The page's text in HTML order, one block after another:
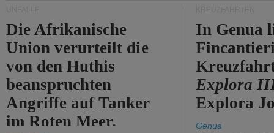
Die Afrikanische
Union verurteilt die
von den Huthis
beanspruchten
Angriffe auf Tanker
im Roten Meer.
In Genua
Explora
Explora
Genua